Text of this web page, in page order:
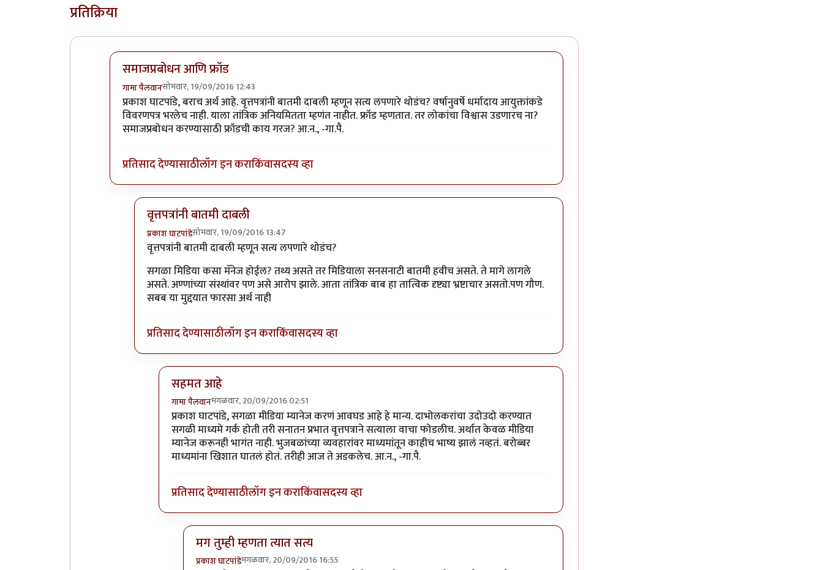
प्रतिक्रिया
समाजप्रबोधन आणि फ्रॉड
गामा पैलवानसोमवार, 19/09/2016 12:43
In reply toहा मुद्दा सनातनवालेbyप्रकाश घाटपांडे
प्रकाश घाटपांडे, बराच अर्थ आहे. वृत्तपत्रांनी बातमी दाबली म्हणून सत्य लपणारे थोडंच? वर्षानुवर्षे धर्मादाय आयुक्तांकडे
विवरणपत्र भरलेच नाही. याला तांत्रिक अनियमितता म्हणंत नाहीत. फ्रॉड म्हणतात. तर लोकांचा विश्वास उडणारच ना?
समाजप्रबोधन करण्यासाठी फ्रॉडची काय गरज? आ.न., -गा.पै.
प्रतिसाद देण्यासाठीलॉग इन कराकिंवासदस्य व्हा
वृत्तपत्रांनी बातमी दाबली
प्रकाश घाटपांडेसोमवार, 19/09/2016 13:47
In reply toसमाजप्रबोधन आणि फ्रॉडbyगामा पैलवान
वृत्तपत्रांनी बातमी दाबली म्हणून सत्य लपणारे थोडंच?
सगळा मिडिया कसा मॅनेज होईल? तथ्य असते तर मिडियाला सनसनाटी बातमी हवीच असते. ते मागे लागले
असते. अण्णांच्या संस्थांवर पण असे आरोप झाले. आता तांत्रिक बाब हा तात्विक दृष्ट्या भ्रष्टाचार असतो.पण गौण.
सबब या मुद्दयात फारसा अर्थ नाही
प्रतिसाद देण्यासाठीलॉग इन कराकिंवासदस्य व्हा
सहमत आहे
गामा पैलवानमंगळवार, 20/09/2016 02:51
In reply toवृत्तपत्रांनी बातमी दाबलीbyप्रकाश घाटपांडे
प्रकाश घाटपांडे, सगळा मीडिया म्यानेज करणं आवघड आहे हे मान्य. दाभोलकरांचा उदोउदो करण्यात
सगळी माध्यमे गर्क होती तरी सनातन प्रभात वृत्तपत्राने सत्याला वाचा फोडलीच. अर्थात केवळ मीडिया
म्यानेज करूनही भागंत नाही. भुजबळांच्या व्यवहारांवर माध्यमांतून काहीच भाष्य झालं नव्हतं. बरोब्बर
माध्यमांना खिशात घातलं होतं. तरीही आज ते अडकलेच. आ.न., -गा.पै.
प्रतिसाद देण्यासाठीलॉग इन कराकिंवासदस्य व्हा
मग तुम्ही म्हणता त्यात सत्य
प्रकाश घाटपांडेमंगळवार, 20/09/2016 16:55